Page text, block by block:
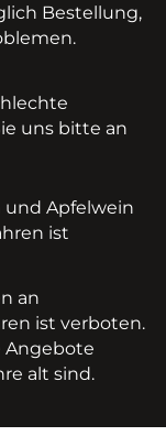
Bestellung,
uns bitte an
und Apfelwein
ist
an
ist verboten.
Angebote
alt sind.